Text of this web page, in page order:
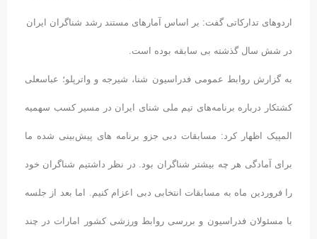
اردوهای تدارکاتی گفت: بر اساس آمارهای مستند رشد شناگران ایران
در شش سال گذشته بی سابقه بوده است.
به گزارش روابط عمومی فدراسیون شنا، شیرجه و واترپلو؛ عباسعلی
کشتکار درباره برنامه‌های تیم ملی شنای ایران در مسیر کسب سهمیه
المپیک اظهار کرد: مسابقات دبی جزو برنامه های پیش‌بینی شده ما
برای آمادگی هر چه بیشتر شناگران بود. در نظر داشتیم شناگران خود
را فروردین ماه به مسابقات انتخابی دبی اعزام کنیم. اما بعد از جلسه
با مسئولان فدراسیون و بررسی روابط ورزشی کشور امارات در چند